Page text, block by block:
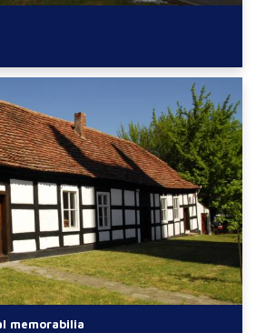
memorabilia